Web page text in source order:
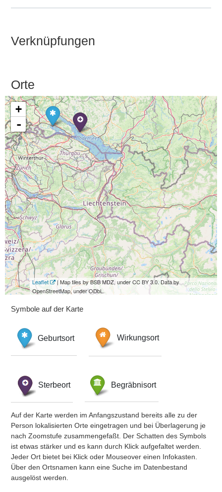
Verknüpfungen
Orte
+
-
Leaflet
| Map tiles by BSB MDZ, under CC BY 3.0. Data by
OpenStreetMap, under ODbL.
Symbole auf der Karte
Geburtsort Wirkungsort
Sterbeort Begräbnisort
Auf der Karte werden im Anfangszustand bereits alle zu der
Person lokalisierten Orte eingetragen und bei Überlagerung je
nach Zoomstufe zusammengefaßt. Der Schatten des Symbols
ist etwas stärker und es kann durch Klick aufgefaltet werden.
Jeder Ort bietet bei Klick oder Mouseover einen Infokasten.
Über den Ortsnamen kann eine Suche im Datenbestand
ausgelöst werden.